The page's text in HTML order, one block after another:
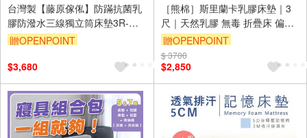
台灣製【藤原傢俬】防蹣抗菌乳
膠防潑水三線獨立筒床墊3R-偏
軟
贈OPENPOINT
$3,680
［熊棉］斯里蘭卡乳膠床墊｜3
尺｜天然乳膠 無毒 折疊床 偏軟
款 慢回彈 好收納 車宿 露營 租屋
贈OPENPOINT
訂單滿1499享9折
$ 3700
$2,850